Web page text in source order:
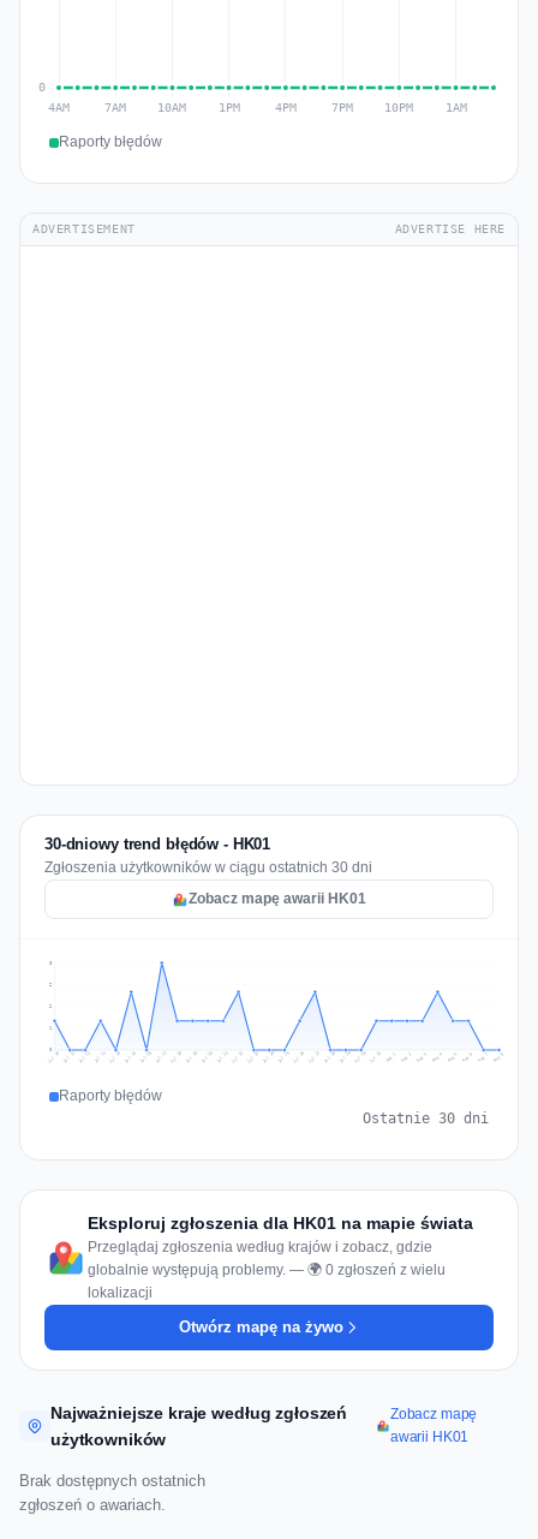
Raporty błędów
ADVERTISEMENT ADVERTISE HERE
30-dniowy trend błędów - HK01
Zgłoszenia użytkowników w ciągu ostatnich 30 dni
Zobacz mapę awarii HK01
1
2
2
3
Jul 10 Jul 11 Jul 12 Jul 13 Jul 14 Jul 15 Jul 16 Jul 17 Jul 18 Jul 19 Jul 20 Jul 21 Jul 22 Jul 23 Jul 24 Jul 25 Jul 26 Jul 27 Jul 28 Jul 29 Jul 30 Jul 31 Aug 1 Aug 2 Aug 3 Aug 4 Aug 5 Aug 6 Aug 7 Aug 8
Raporty błędów
Ostatnie 30 dni
Eksploruj zgłoszenia dla HK01 na mapie świata
Przeglądaj zgłoszenia według krajów i zobacz, gdzie
globalnie występują problemy. — 🌍 0 zgłoszeń z wielu
lokalizacji
Otwórz mapę na żywo
Najważniejsze kraje według zgłoszeń
użytkowników
Zobacz mapę
awarii HK01
Brak dostępnych ostatnich
zgłoszeń o awariach.